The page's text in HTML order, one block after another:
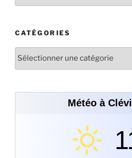
CATÉGORIES
Météo à